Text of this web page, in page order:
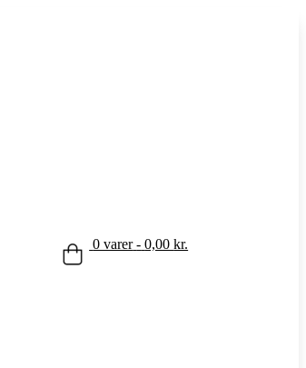
0 varer - 0,00kr.